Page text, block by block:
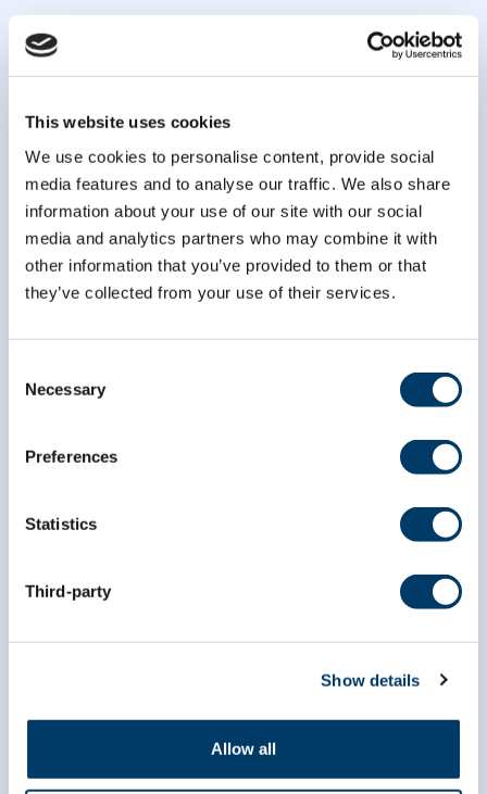
This website uses cookies
We use cookies to personalise content, provide social
media features and to analyse our traffic. We also share
information about your use of our site with our social
media and analytics partners who may combine it with
other information that you’ve provided to them or that
they’ve collected from your use of their services.
Selection
Necessary
Preferences
Statistics
Third-party
Show details
Allow all
Abonnez-vous à notre
infolettre
Courriel *
Prénom*